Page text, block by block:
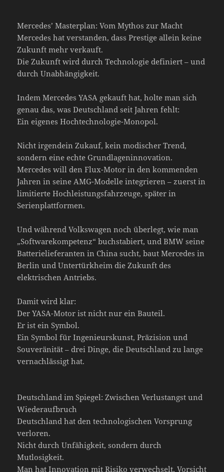
Mercedes’ Masterplan: Vom Mythos zur Macht
Mercedes hat verstanden, dass Prestige allein keine
Zukunft mehr verkauft.
Die Zukunft wird durch Technologie definiert – und
durch Unabhängigkeit.
Indem Mercedes YASA gekauft hat, holte man sich
genau das, was Deutschland seit Jahren fehlt:
Ein eigenes Hochtechnologie-Monopol.
Nicht irgendein Zukauf, kein modischer Trend,
sondern eine echte Grundlageninnovation.
Mercedes will den Flux-Motor in den kommenden
Jahren in seine AMG-Modelle integrieren – zuerst in
limitierte Hochleistungsfahrzeuge, später in
Serienplattformen.
Und während Volkswagen noch überlegt, wie man
„Softwarekompetenz“ buchstabiert, und BMW seine
Batterielieferanten in China sucht, baut Mercedes in
Berlin und Untertürkheim die Zukunft des
elektrischen Antriebs.
Damit wird klar:
Der YASA-Motor ist nicht nur ein Bauteil.
Er ist ein Symbol.
Ein Symbol für Ingenieurskunst, Präzision und
Souveränität – drei Dinge, die Deutschland zu lange
vernachlässigt hat.
Deutschland im Spiegel: Zwischen Verlustangst und
Wiederaufbruch
Deutschland hat den technologischen Vorsprung
verloren.
Nicht durch Unfähigkeit, sondern durch
Mutlosigkeit.
Man hat Innovation mit Risiko verwechselt, Vorsicht